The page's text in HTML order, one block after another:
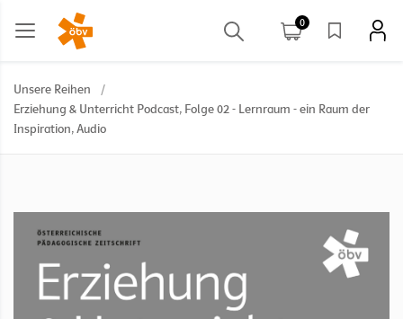
0
Unsere Reihen
/
Erziehung & Unterricht Podcast, Folge 02 - Lernraum - ein Raum der
Inspiration, Audio